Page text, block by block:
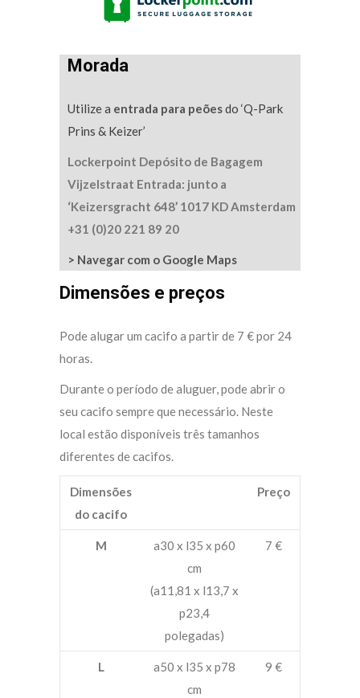
Morada
Utilize a entrada para peõesdo ‘Q-Park
Prins & Keizer’
Lockerpoint Depósito de Bagagem
Vijzelstraat Entrada: junto a
‘Keizersgracht 648’ 1017 KD Amsterdam
+31 (0)20 221 89 20
> Navegar com o Google Maps
Dimensões e preços
Pode alugar um cacifo a partir de 7 € por 24
horas.
Durante o período de aluguer, pode abrir o
seu cacifo sempre que necessário. Neste
local estão disponíveis três tamanhos
diferentes de cacifos.
Dimensões
do cacifo
Preço
M
a30 x l35 x p60
cm
(a11,81 x l13,7 x
p23,4
polegadas)
7 €
L
a50 x l35 x p78
cm
9 €